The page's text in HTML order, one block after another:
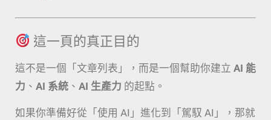
這一頁的真正目的
這不是一個「文章列表」，而是一個幫助你建立 AI 能
力 、 AI 系統 、 AI 生產力 的起點。
如果你準備好從「使用 AI」進化到「駕馭 AI」，那就